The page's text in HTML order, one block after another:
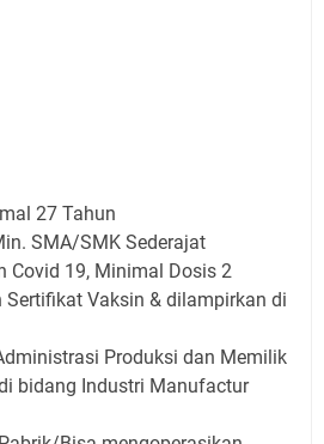
27 Tahun
SMA/SMK Sederajat
Covid 19, Minimal Dosis 2
Sertifikat Vaksin & dilampirkan di
Produksi dan Memilik
bidang Industri Manufactur